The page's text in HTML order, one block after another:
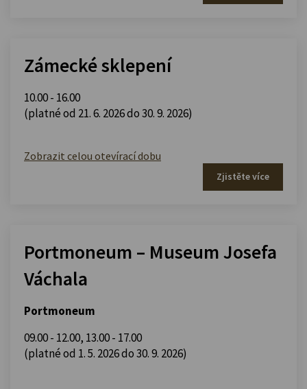
Zámecké sklepení
10.00 - 16.00
(platné od 21. 6. 2026 do 30. 9. 2026)
Zobrazit celou otevírací dobu
Zjistěte více
Portmoneum – Museum Josefa
Váchala
Portmoneum
09.00 - 12.00, 13.00 - 17.00
(platné od 1. 5. 2026 do 30. 9. 2026)